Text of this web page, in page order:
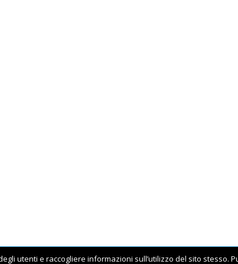
utenti e raccogliere informazioni sull’utilizzo del sito